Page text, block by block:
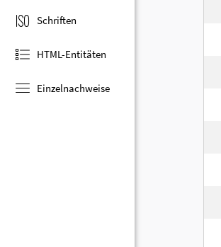
Schriften
HTML-Entitäten
Einzelnachweise